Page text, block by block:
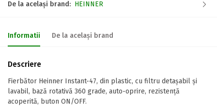
De la același brand: HEINNER
Informatii De la același brand
Descriere
Fierbător Heinner Instant-47, din plastic, cu filtru detașabil și
lavabil, bază rotativă 360 grade, auto-oprire, rezistență
acoperită, buton ON/OFF.